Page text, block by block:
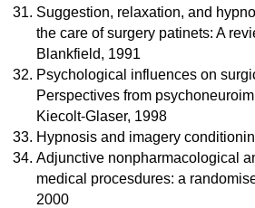
Suggestion, relaxation, and
the care of surgery patinets: A
Blankfield, 1991
Psychological influences on
Perspectives from
Kiecolt-Glaser, 1998
Hypnosis and imagery
Adjunctive nonpharmacological
medical procesdures: a
2000